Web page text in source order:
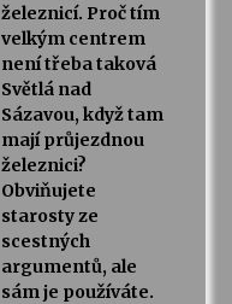
železnicí. Proč tím
velkým centrem
není třeba taková
Světlá nad
Sázavou, když tam
mají průjezdnou
železnici?
Obviňujete
starosty ze
scestných
argumentů, ale
sám je používáte.